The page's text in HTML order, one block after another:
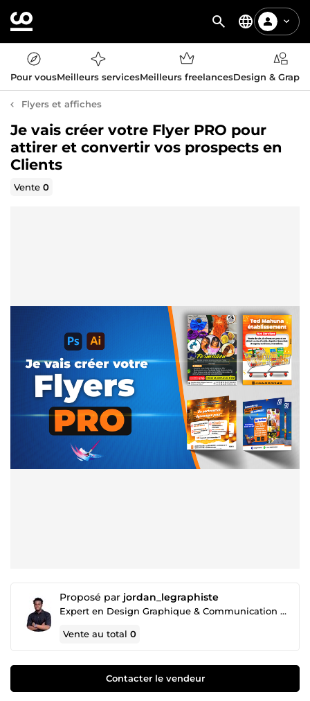
Pour vousMeilleurs servicesMeilleurs freelancesDesign &
Flyers et affiches
Je vais créer votre Flyer PRO pour
attirer et convertir vos prospects en
Clients
Vente0
Proposé par jordan_legraphiste
Expert en Design Graphique & Communication Visuelle.
Vente au total0
Contacter le vendeur